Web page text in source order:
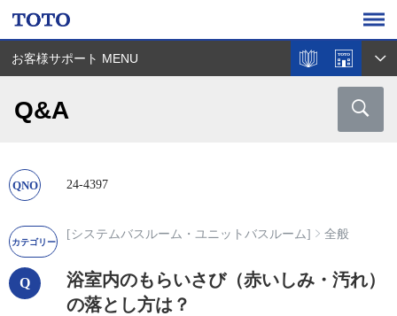
お客様サポート MENU
Q&A
24-4397
[システムバスルーム・ユニットバスルーム] 全般
浴室内のもらいさび（赤いしみ・汚れ）
の落とし方は？